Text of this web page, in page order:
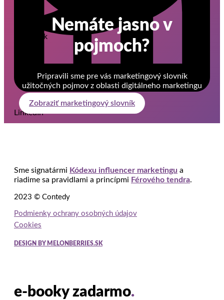
Facebook
LinkedIn
Nemáte jasno v
pojmoch?
Pripravili sme pre vás marketingový slovník
užitočných pojmov z oblasti digitálneho marketingu
Zobraziť marketingový slovník
Sme signatármi Kódexu influencer marketingu a
riadime sa pravidlami a princípmi Férového tendra.
2023 © Contedy
Podmienky ochrany osobných údajov
Cookies
DESIGN BY MELONBERRIES.SK
e-booky zadarmo.